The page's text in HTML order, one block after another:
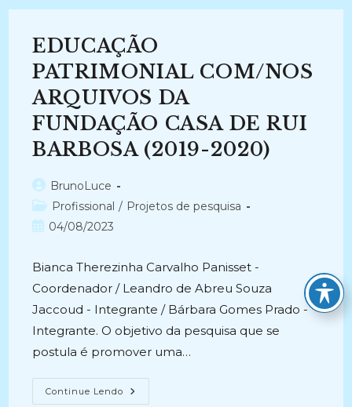
FCRB:
Tipo
Documental
Como
Elemento
De
Representação
Do
Acervo
Arquivístico
(2019
–
Atual)
EDUCAÇÃO
PATRIMONIAL COM/NOS
ARQUIVOS DA
FUNDAÇÃO CASA DE RUI
BARBOSA (2019-2020)
Autor
do
post:
BrunoLuce
Categoria
do
Profissional / Projetos de pesquisa
Post04/08/2023
Bianca Therezinha Carvalho Panisset -
Coordenador / Leandro de Abreu Souza
Jaccoud - Integrante / Bárbara Gomes Prado -
Integrante. O objetivo da pesquisa que se
postula é promover uma…
Continue Lendo EDUCAÇÃO
PATRIMONIAL